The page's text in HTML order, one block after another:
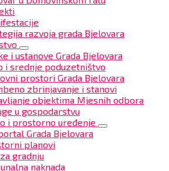
razvoja grada Bjelovara
i ustanove Grada Bjelovara
i srednje poduzetništvo
prostori Grada Bjelovara
zbrinjavanje i stanovi
objektima Mjesnih odbora
u gospodarstvu
i prostorno uređenje
Grada Bjelovara
planovi
gradnju
naknada